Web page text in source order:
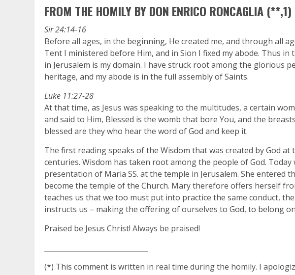
FROM THE HOMILY BY DON ENRICO RONCAGLIA (**,1)
Sir 24:14-16
Before all ages, in the beginning, He created me, and through all
Tent I ministered before Him, and in Sion I fixed my abode. Thus in
in Jerusalem is my domain. I have struck root among the glorious
heritage, and my abode is in the full assembly of Saints.
Luke 11:27-28
At that time, as Jesus was speaking to the multitudes, a certain
and said to Him, Blessed is the womb that bore You, and the
blessed are they who hear the word of God and keep it.
The first reading speaks of the Wisdom that was created by God
centuries. Wisdom has taken root among the people of God.
presentation of Maria SS. at the temple in Jerusalem. She entered
become the temple of the Church. Mary therefore offers herself
teaches us that we too must put into practice the same conduct,
instructs us – making the offering of ourselves to God, to belong
Praised be Jesus Christ! Always be praised!
(*) This comment is written in real time during the homily. I